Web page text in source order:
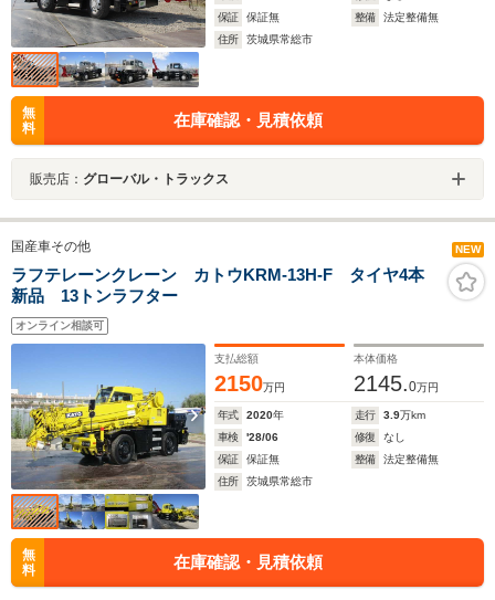
保証
保証無 整備
法定整備無
住所
茨城県常総市
無
料
在庫確認・見積依頼
販売店： グローバル・トラックス
国産車その他 NEW
ラフテレーンクレーン カトウKRM-13H-F タイヤ4本
新品 13トンラフター
オンライン相談可
支払総額
2150万円
本体価格
2145.0万円
年式 2020年 走行 3.9万km
車検
'28/06 修復
なし
保証
保証無 整備
法定整備無
住所
茨城県常総市
無
料
在庫確認・見積依頼